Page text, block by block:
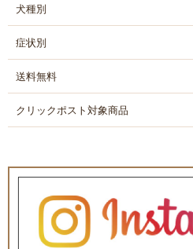
犬種別
症状別
送料無料
クリックポスト対象商品